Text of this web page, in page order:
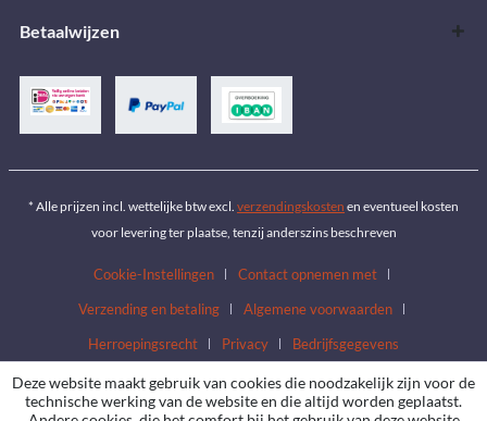
Betaalwijzen
* Alle prijzen incl. wettelijke btw excl. verzendingskosten en eventueel kosten
voor levering ter plaatse, tenzij anderszins beschreven
Cookie-Instellingen
Contact opnemen met
Verzending en betaling
Algemene voorwaarden
Herroepingsrecht
Privacy Bedrijfsgegevens
Deze website maakt gebruik van cookies die noodzakelijk zijn voor de
technische werking van de website en die altijd worden geplaatst.